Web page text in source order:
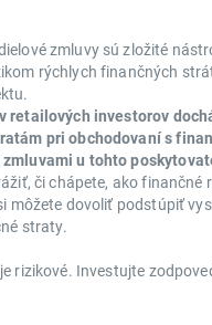
zmluvy sú zložité
rýchlych finančných
retailových investorov
pri obchodovaní s
u tohto
či chápete, ako finančné
môžete dovoliť podstúpiť
straty.
rizikové. Investujte